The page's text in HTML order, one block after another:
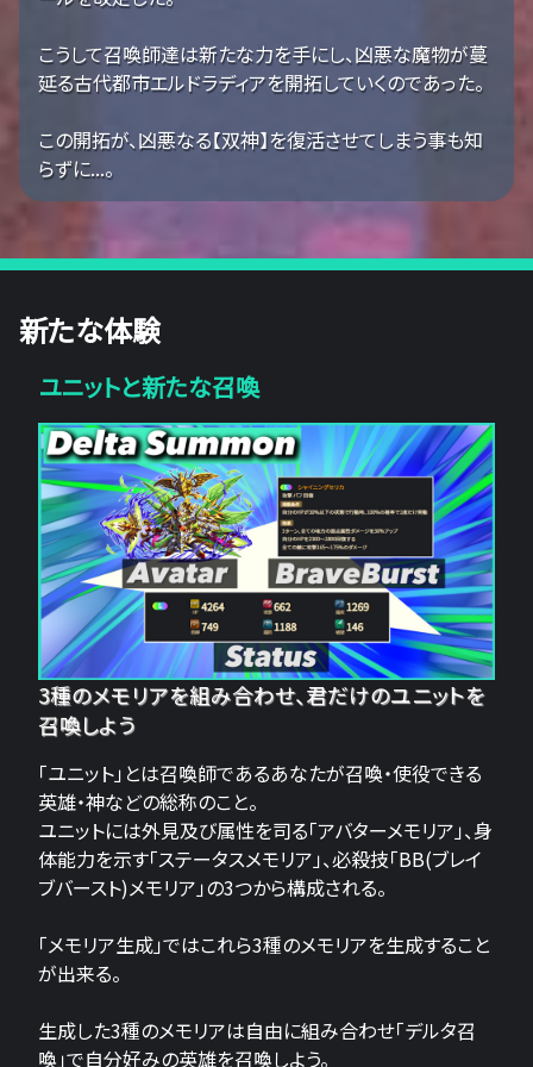
こうして召喚師達は新たな力を手にし、凶悪な魔物が蔓
延る古代都市エルドラディアを開拓していくのであった。
この開拓が、凶悪なる【双神】を復活させてしまう事も知
らずに...。
新たな体験
ユニットと新たな召喚
3種のメモリアを組み合わせ、君だけのユニットを
召喚しよう
「ユニット」とは召喚師であるあなたが召喚・使役できる
英雄・神などの総称のこと。
ユニットには外見及び属性を司る「アバターメモリア」、身
体能力を示す「ステータスメモリア」、必殺技「BB(ブレイ
ブバースト)メモリア」の3つから構成される。
「メモリア生成」ではこれら3種のメモリアを生成すること
が出来る。
生成した3種のメモリアは自由に組み合わせ「デルタ召
喚」で自分好みの英雄を召喚しよう。